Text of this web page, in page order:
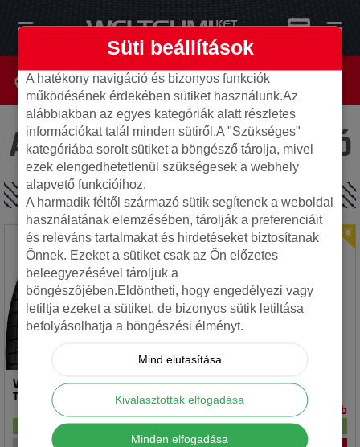
Az oldal nem található
SPECIÁLIS AJÁNLATOK
Vredestein 195/65R15 91T T-
TRAC 2 DOT23
17 db
Rotalla 195/65R15 91V RH02
14 990 Ft/ db
raktáron
Süti beállítások
A hatékony navigáció és bizonyos funkciók
működésének érdekében sütiket használunk.Az
alábbiakban az egyes kategóriák alatt részletes
információkat talál minden sütiről.A "Szükséges"
kategóriába sorolt sütiket a böngésző tárolja, mivel
ezek elengedhetetlenül szükségesek a webhely
alapvető funkcióihoz.
A harmadik féltől származó sütik segítenek a weboldal
használatának elemzésében, tárolják a preferenciáit
és releváns tartalmakat és hirdetéseket biztosítanak
Önnek. Ezeket a sütiket csak az Ön előzetes
beleegyezésével tároljuk a
böngészőjében.Eldöntheti, hogy engedélyezi vagy
letiltja ezeket a sütiket, de bizonyos sütik letiltása
befolyásolhatja a böngészési élményt.
Mind elutasítása
Kiválasztottak elfogadása
Minden elfogadása